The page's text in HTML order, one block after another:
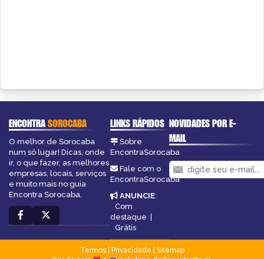
ENCONTRASOROCABA
O melhor de Sorocaba
num só lugar! Dicas, onde
ir, o que fazer, as melhores
empresas, locais, serviços
e muito mais no guia
Encontra Sorocaba.
LINKS RÁPIDOS
Sobre
EncontraSorocaba
Fale com o
EncontraSorocaba
ANUNCIE:
Com
destaque |
Grátis
NOVIDADES POR E-
MAIL
Termos| Privacidade
Sitemap